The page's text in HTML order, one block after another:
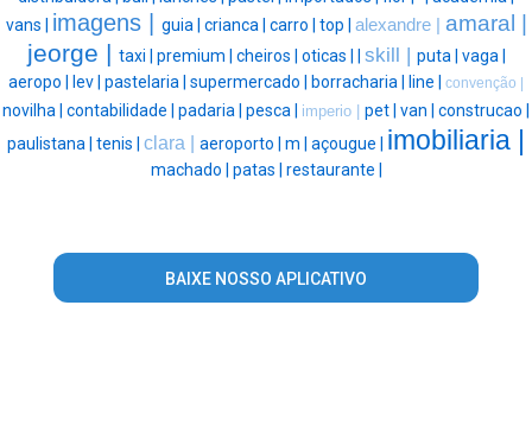
vans | imagens | guia | crianca | carro | top | alexandre | amaral |
jeorge | taxi | premium | cheiros | oticas | | skill | puta | vaga |
aeropo | lev | pastelaria | supermercado | borracharia | line | convenção |
novilha | contabilidade | padaria | pesca | imperio | pet | van | construcao |
paulistana | tenis | clara | aeroporto | m | açougue | imobiliaria |
machado | patas | restaurante |
BAIXE NOSSO APLICATIVO